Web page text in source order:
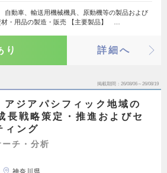
動車、輸送用機械機具、原動機等の製品および
材・用品の製造・販売 【主要製品】 …
り 詳細へ
掲載期間 26/08/06～26/08/19
アジアパシフィック地域の
長戦略策定・推進およびセ
ィング
チ・分析
神奈川県